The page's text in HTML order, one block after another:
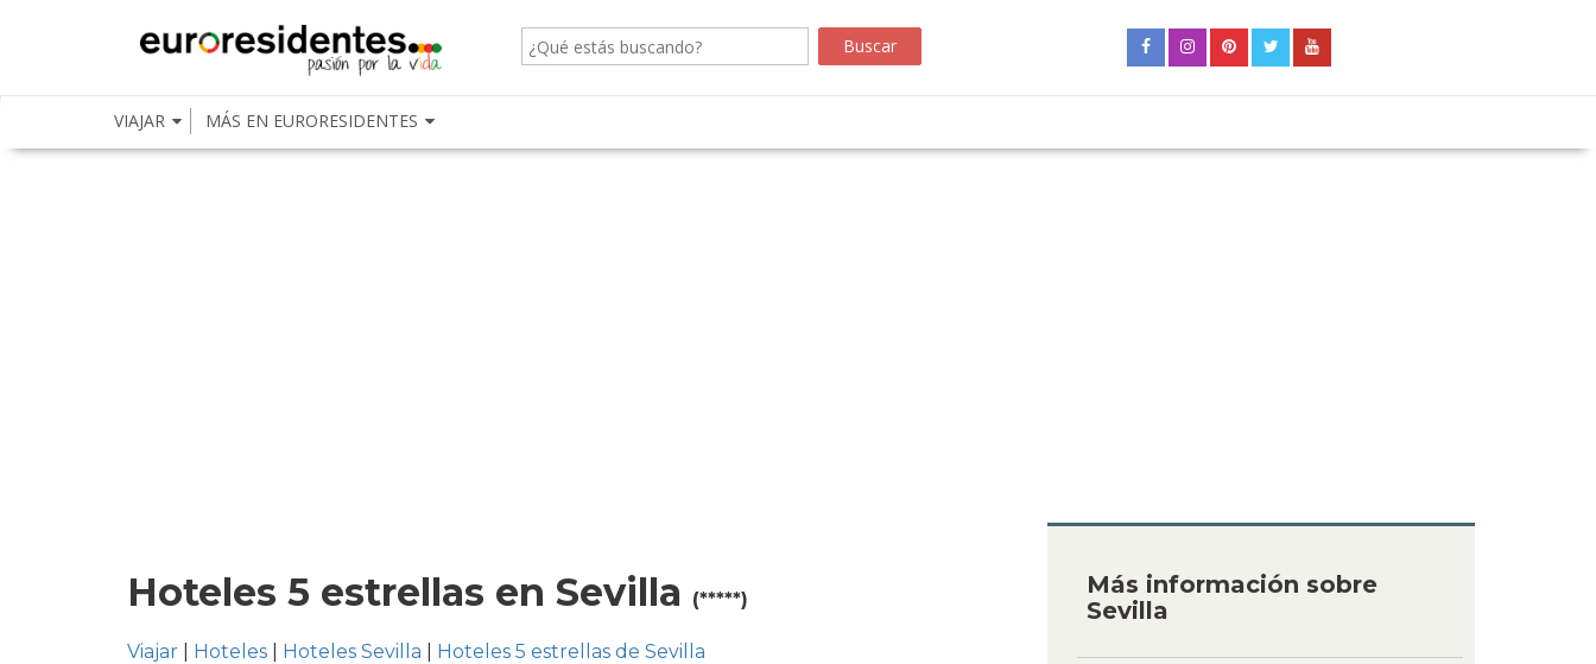
VIAJAR MÁS EN EURORESIDENTES
Hoteles 5 estrellas en Sevilla (*****)
Viajar Hoteles Hoteles Sevilla Hoteles 5 estrellas de Sevilla
Más información sobre
Sevilla